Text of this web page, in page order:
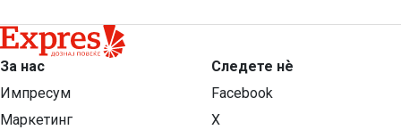
За нас
Импресум
Маркетинг
Следете нѐ
Facebook
X